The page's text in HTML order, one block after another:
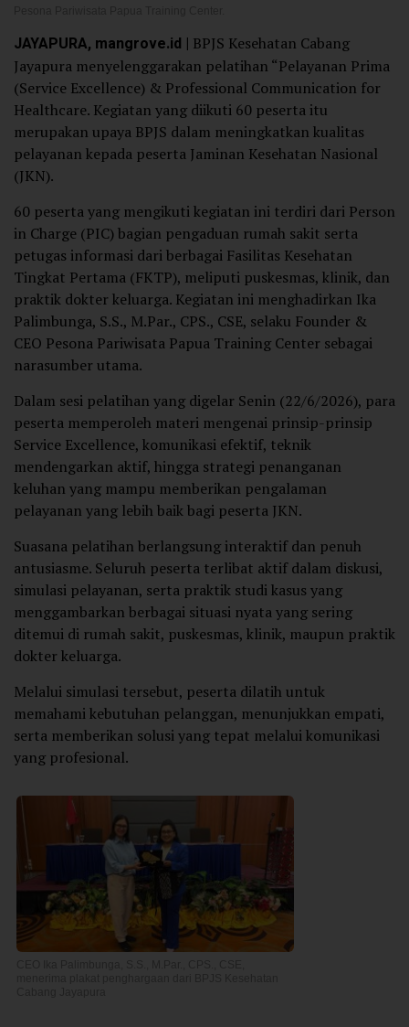
JAYAPURA, mangrove.id | BPJS Kesehatan Cabang
Jayapura menyelenggarakan pelatihan “Pelayanan Prima
(Service Excellence) & Professional Communication for
Healthcare. Kegiatan yang diikuti 60 peserta itu
merupakan upaya BPJS dalam meningkatkan kualitas
pelayanan kepada peserta Jaminan Kesehatan Nasional
(JKN).
60 peserta yang mengikuti kegiatan ini terdiri dari Person
in Charge (PIC) bagian pengaduan rumah sakit serta
petugas informasi dari berbagai Fasilitas Kesehatan
Tingkat Pertama (FKTP), meliputi puskesmas, klinik, dan
praktik dokter keluarga. Kegiatan ini menghadirkan Ika
Palimbunga, S.S., M.Par., CPS., CSE, selaku Founder &
CEO Pesona Pariwisata Papua Training Center sebagai
narasumber utama.
Dalam sesi pelatihan yang digelar Senin (22/6/2026), para
peserta memperoleh materi mengenai prinsip-prinsip
Service Excellence, komunikasi efektif, teknik
mendengarkan aktif, hingga strategi penanganan
keluhan yang mampu memberikan pengalaman
pelayanan yang lebih baik bagi peserta JKN.
Suasana pelatihan berlangsung interaktif dan penuh
antusiasme. Seluruh peserta terlibat aktif dalam diskusi,
simulasi pelayanan, serta praktik studi kasus yang
menggambarkan berbagai situasi nyata yang sering
ditemui di rumah sakit, puskesmas, klinik, maupun praktik
dokter keluarga.
Melalui simulasi tersebut, peserta dilatih untuk
memahami kebutuhan pelanggan, menunjukkan empati,
serta memberikan solusi yang tepat melalui komunikasi
yang profesional.